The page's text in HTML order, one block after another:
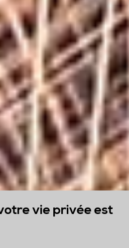
vie privée est